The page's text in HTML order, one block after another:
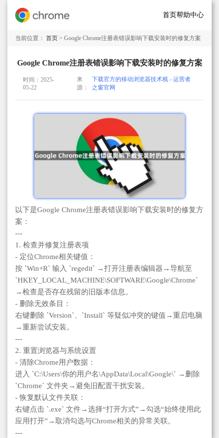
首页帮助中心
当前位置： 首页 > Google Chrome注册表错误影响下载安装时的修复方案
Google Chrome注册表错误影响下载安装时的修复方案
时间：2025-
05-22
来
源：
下载官方的移动浏览器技术栈 - 运营者
之窗官网
以下是Google Chrome注册表错误影响下载安装时的修复方
案：
---
1. 检查并修复注册表项
- 定位Chrome相关键值：
按 `Win+R` 输入 `regedit` →打开注册表编辑器→导航至
`HKEY_LOCAL_MACHINE\SOFTWARE\Google\Chrome`
→检查是否存在残留的旧版本信息。
- 删除无效条目：
右键删除 `Version`、`Install` 等疑似冲突的键值→重启电脑
→重新尝试安装。
---
2. 重置浏览器与系统设置
- 清除Chrome用户数据：
进入 `C:\Users\你的用户名\AppData\Local\Google\` →删除
`Chrome` 文件夹→避免旧配置干扰安装。
- 恢复默认文件关联：
右键点击 `.exe` 文件→选择“打开方式”→勾选“始终使用此
应用打开”→取消勾选与Chrome相关的异常关联。
---